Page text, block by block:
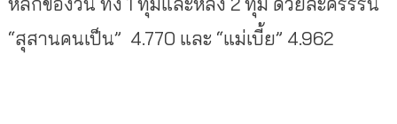
“สุสานคนเป็น” 4.770 และ “แม่เบี้ย” 4.962